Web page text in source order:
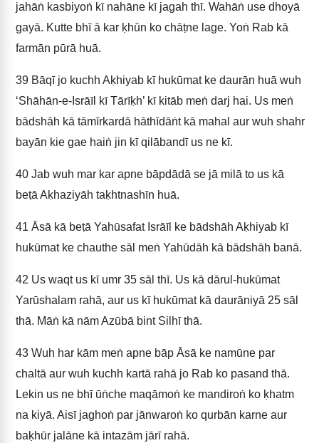
jahāṅ kasbiyoṅ kī nahāne kī jagah thī. Wahāṅ use dhoyā
gayā. Kutte bhī ā kar ḳhūn ko chāṭne lage. Yoṅ Rab kā
farmān pūrā huā.
39 Bāqī jo kuchh Aḳhiyab kī hukūmat ke daurān huā wuh
‘Shāhān-e-Isrāīl kī Tārīḳh’ kī kitāb meṅ darj hai. Us meṅ
bādshāh kā tāmīrkardā hāthīdāṅt kā mahal aur wuh shahr
bayān kie gae haiṅ jin kī qilābandī us ne kī.
40 Jab wuh mar kar apne bāpdādā se jā milā to us kā
beṭā Aḳhaziyāh taḳhtnashīn huā.
41 Āsā kā beṭā Yahūsafat Isrāīl ke bādshāh Aḳhiyab kī
hukūmat ke chauthe sāl meṅ Yahūdāh kā bādshāh banā.
42 Us waqt us kī umr 35 sāl thī. Us kā dārul-hukūmat
Yarūshalam rahā, aur us kī hukūmat kā daurāniyā 25 sāl
thā. Māṅ kā nām Azūbā bint Silhī thā.
43 Wuh har kām meṅ apne bāp Āsā ke namūne par
chaltā aur wuh kuchh kartā rahā jo Rab ko pasand thā.
Lekin us ne bhī ūṅche maqāmoṅ ke mandiroṅ ko ḳhatm
na kiyā. Aisī jaghoṅ par jānwaroṅ ko qurbān karne aur
baḳhūr jalāne kā intazām jārī rahā.